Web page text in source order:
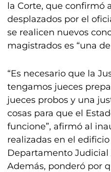
la Corte, que confirmó
desplazados por el
se realicen nuevos
magistrados es “una
“Es necesario que la
tengamos jueces
jueces probos y una
cosas para que el
funcione”, afirmó al
realizadas en el
Departamento Judicial
Además, ponderó por